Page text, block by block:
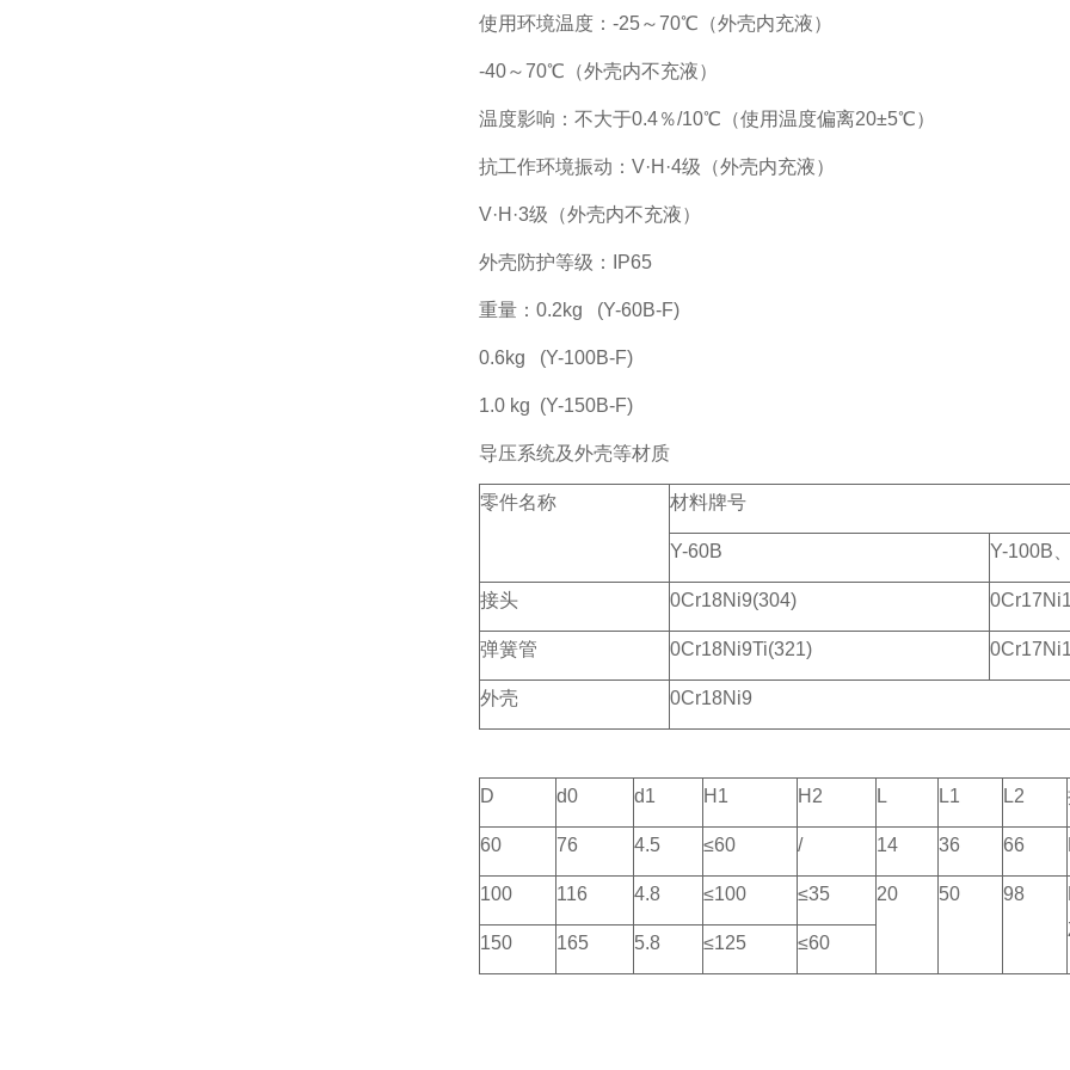
使用环境温度：-25～70℃（外壳内充液）
-40～70℃（外壳内不充液）
温度影响：不大于0.4％/10℃（使用温度偏离20±5℃）
抗工作环境振动：V·H·4级（外壳内充液）
V·H·3级（外壳内不充液）
外壳防护等级：IP65
重量：0.2kg (Y-60B-F)
0.6kg (Y-100B-F)
1.0 kg (Y-150B-F)
导压系统及外壳等材质
零件名称 材料牌号
Y-60B Y-100B
接头 0Cr18Ni9(304)
弹簧管 0Cr18Ni9Ti(321)
外壳 0Cr18Ni9
D d0 d1 H1 H2 L L1 L2
60 76 4.5 ≤60 / 14 36 66
100 116 4.8 ≤100 ≤35 20 50 98
150 165 5.8 ≤125 ≤60